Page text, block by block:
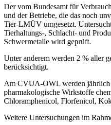
Der vom Bundesamt für
und der Betriebe, die das noch
Tier-LMÜV umgesetzt.
Tierhaltungs-, Schlacht- und
Schwermetalle wird geprüft.
Unter anderem werden 2 % aller
berücksichtigt.
Am CVUA-OWL werden jährlich
pharmakologische Wirkstoffe
Chloramphenicol, Florfenicol,
Weitere Untersuchungen im